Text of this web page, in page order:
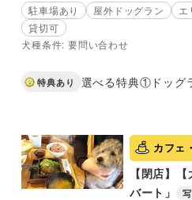
駐車場あり 屋外ドッグラン エ
貸切可
犬種条件: 要問い合わせ
特典あり
カフェ
【閉店】
バート」